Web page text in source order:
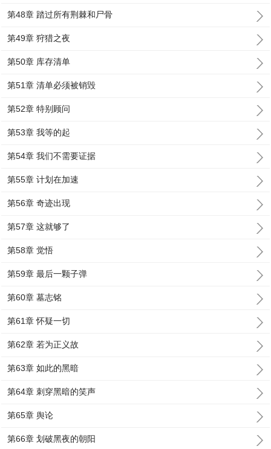
第48章 踏过所有荆棘和尸骨
第49章 狩猎之夜
第50章 库存清单
第51章 清单必须被销毁
第52章 特别顾问
第53章 我等的起
第54章 我们不需要证据
第55章 计划在加速
第56章 奇迹出现
第57章 这就够了
第58章 觉悟
第59章 最后一颗子弹
第60章 墓志铭
第61章 怀疑一切
第62章 若为正义故
第63章 如此的黑暗
第64章 刺穿黑暗的笑声
第65章 舆论
第66章 划破黑夜的朝阳